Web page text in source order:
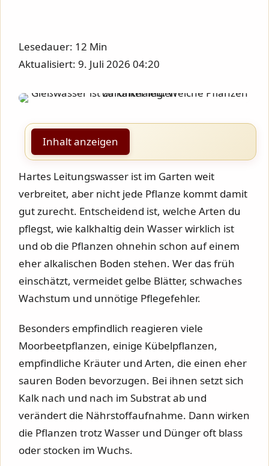
Lesedauer: 12 Min
Aktualisiert: 9. Juli 2026 04:20
Inhalt anzeigen
Hartes Leitungswasser ist im Garten weit
verbreitet, aber nicht jede Pflanze kommt damit
gut zurecht. Entscheidend ist, welche Arten du
pflegst, wie kalkhaltig dein Wasser wirklich ist
und ob die Pflanzen ohnehin schon auf einem
eher alkalischen Boden stehen. Wer das früh
einschätzt, vermeidet gelbe Blätter, schwaches
Wachstum und unnötige Pflegefehler.
Besonders empfindlich reagieren viele
Moorbeetpflanzen, einige Kübelpflanzen,
empfindliche Kräuter und Arten, die einen eher
sauren Boden bevorzugen. Bei ihnen setzt sich
Kalk nach und nach im Substrat ab und
verändert die Nährstoffaufnahme. Dann wirken
die Pflanzen trotz Wasser und Dünger oft blass
oder stocken im Wuchs.